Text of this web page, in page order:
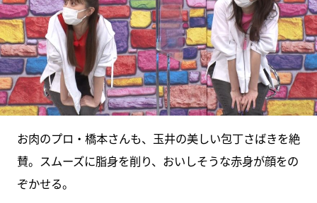
お肉のプロ・橋本さんも、玉井の美しい包丁さばきを絶
賛。スムーズに脂身を削り、おいしそうな赤身が顔をの
ぞかせる。